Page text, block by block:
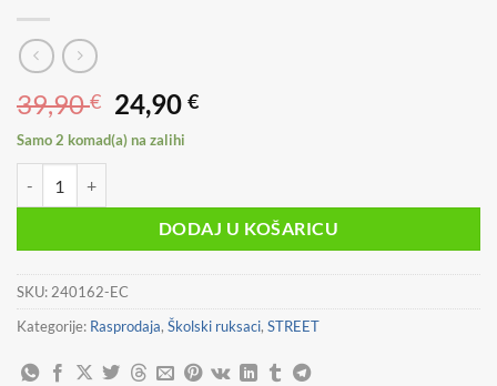
39,90€ Izvorna
cijena
bila
39,90 €.
24,90€Trenutna
Samo 2 komad(a) na zalihi
DODAJ U KOŠARICU
SKU: 240162-EC
Kategorije: Rasprodaja, Školski ruksaci, STREET